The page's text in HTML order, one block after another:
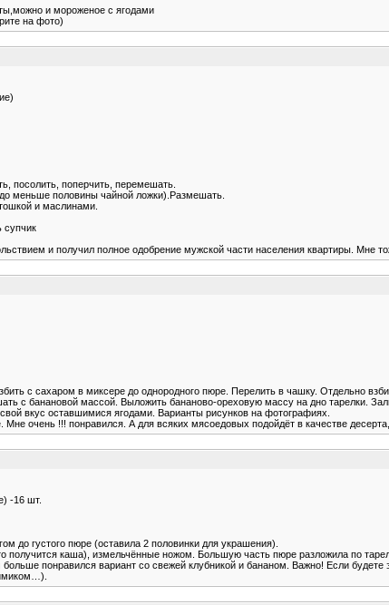
и мороженое с ягодами
на фото)
посолить, поперчить, перемешать.
меньше половины чайной ложки).Размешать.
и маслинами.
супчик
и получил полное одобрение мужской части населения квартиры. Мне
с сахаром в миксере до однородного пюре. Перелить в чашку. Отдельно
с банановой массой. Выложить бананово-ореховую массу на дно тарелки.
вкус оставшимися ягодами. Варианты рисунков на фотографиях.
Мне очень !!! понравился. А для всяких мясоедовых подойдёт в качестве
-16 шт.
до густого пюре (оставила 2 половинки для украшения).
получится каша), измельчённые ножом. Большую часть пюре разложила по
понравился вариант со свежей клубникой и бананом. Важно! Если